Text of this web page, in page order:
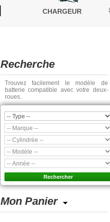
CHARGEUR
Recherche
Trouvez facilement le modèle de
batterie compatible avec votre deux-
roues.
Mon Panier